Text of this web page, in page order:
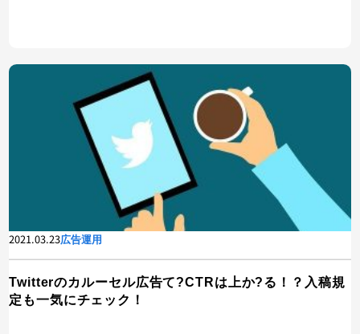
2021.03.23広告運用
Twitterのカルーセル広告て?CTRは上か?る！？入稿規
定も一気にチェック！